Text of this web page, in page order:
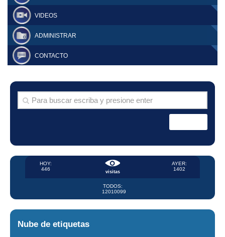
VIDEOS
ADMINISTRAR
CONTACTO
visitas
HOY:
446
AYER:
1402
TODOS:
12010099
Nube de etiquetas